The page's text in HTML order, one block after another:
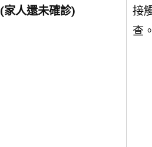
(家人還未確診)
接
查